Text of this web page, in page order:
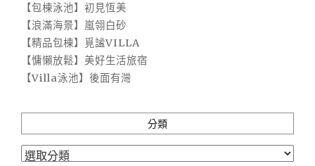
【包棟泳池】初見恆美
【浪滿海景】嵐翎白砂
【精品包棟】覓謐VILLA
【慵懶放鬆】美好生活旅宿
【Villa泳池】後面有灣
分類
分